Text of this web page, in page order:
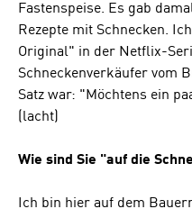
Fastenspeise. Es gab
Rezepte mit Schnecken.
Original" in der Netflix-
Schneckenverkäufer vom
Satz war: "Möchtens ein
(lacht)
Wie sind Sie "auf die
Ich bin hier auf dem